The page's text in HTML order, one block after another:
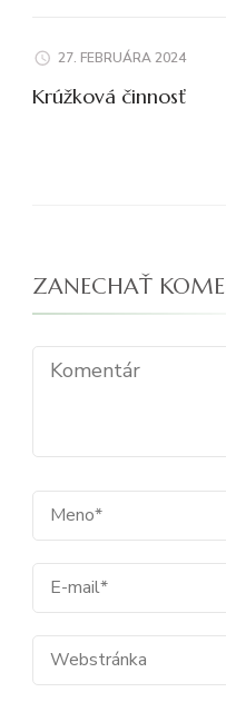
27. FEBRUÁRA 2024
Krúžková činnosť
ZANECHAŤ